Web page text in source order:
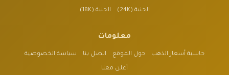
الجنية (24K) الجنية (18K)
معلومات
حاسبة أسعار الذهب حول الموقع اتصل بنا سياسة الخصوصية
أعلن معنا